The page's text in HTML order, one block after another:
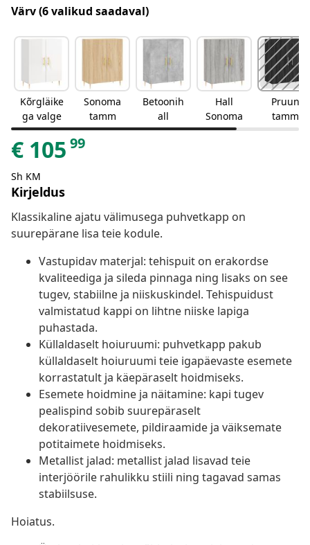
Värv(6 valikud saadaval)
Kõrgläike
ga valge
Sonoma
tamm
Betoonih
all
Hall
Sonoma
Pruun
tamm
€ 105 99
Sh KM
Kirjeldus
Klassikaline ajatu välimusega puhvetkapp on
suurepärane lisa teie kodule.
Vastupidav materjal: tehispuit on erakordse
kvaliteediga ja sileda pinnaga ning lisaks on see
tugev, stabiilne ja niiskuskindel. Tehispuidust
valmistatud kappi on lihtne niiske lapiga
puhastada.
Küllaldaselt hoiuruumi: puhvetkapp pakub
küllaldaselt hoiuruumi teie igapäevaste esemete
korrastatult ja käepäraselt hoidmiseks.
Esemete hoidmine ja näitamine: kapi tugev
pealispind sobib suurepäraselt
dekoratiivesemete, pildiraamide ja väiksemate
potitaimete hoidmiseks.
Metallist jalad: metallist jalad lisavad teie
interjöörile rahulikku stiili ning tagavad samas
stabiilsuse.
Hoiatus.